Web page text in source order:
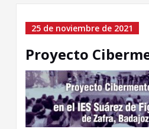
25 de noviembre de 2021
Proyecto